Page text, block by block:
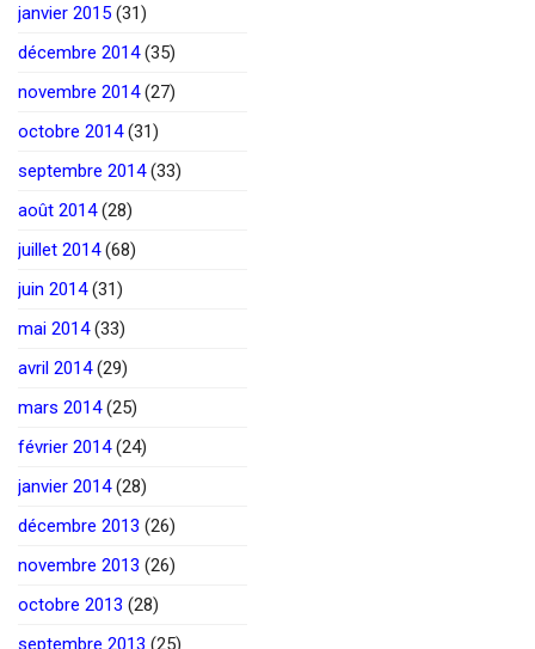
janvier 2015 (31)
décembre 2014(35)
novembre 2014(27)
octobre 2014(31)
septembre 2014(33)
août 2014(28)
juillet 2014(68)
juin 2014(31)
mai 2014(33)
avril 2014(29)
mars 2014(25)
février 2014(24)
janvier 2014(28)
décembre 2013 (26)
novembre 2013 (26)
octobre 2013 (28)
septembre 2013 (25)